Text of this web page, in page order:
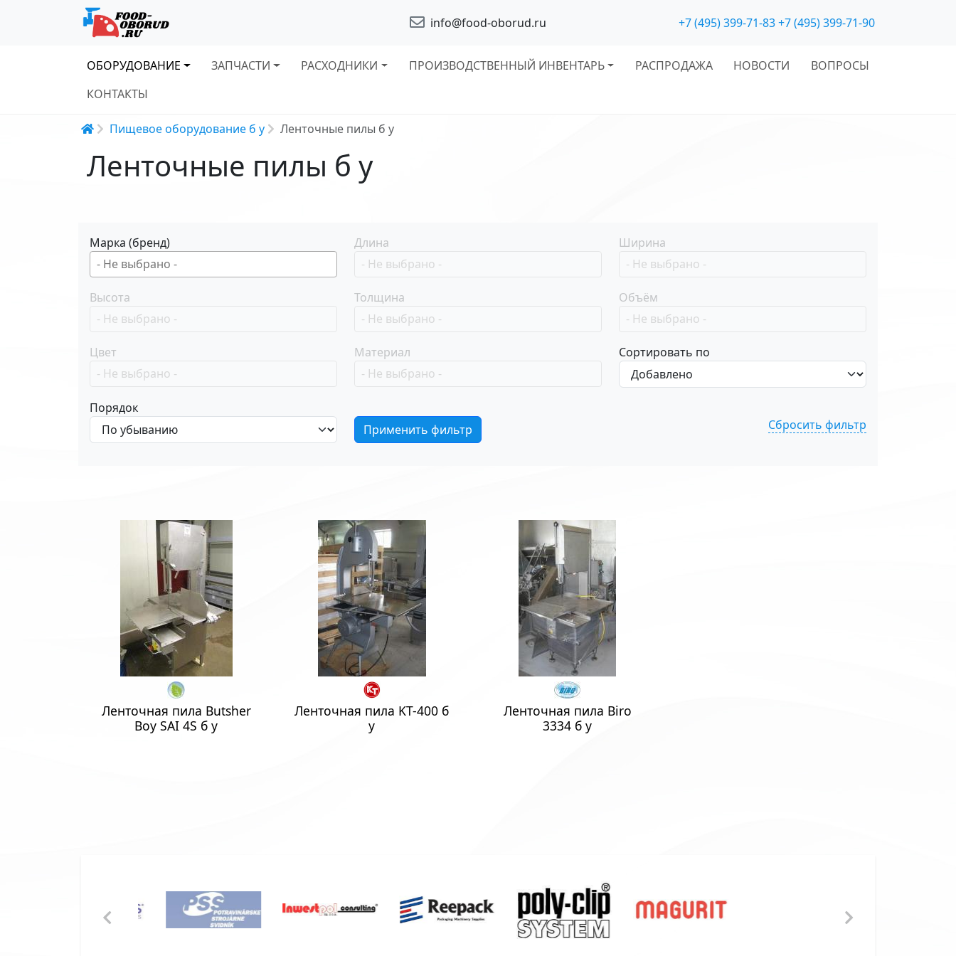
info@food-oborud.ru +7 (495) 399-71-83+7 (495) 399-71-90
Основная навигация
ОБОРУДОВАНИЕ ЗАПЧАСТИ РАСХОДНИКИ ПРОИЗВОДСТВЕННЫЙ ИНВЕНТАРЬ РАСПРОДАЖА НОВОСТИ
ВОПРОСЫ
КОНТАКТЫ
Строка навигации
Пищевое оборудование б у Ленточные пилы б у
Ленточные пилы б у
Марка (бренд) Длина Ширина
Высота Толщина Объём
Цвет Материал Сортировать по
Порядок
Сбросить фильтр
Ленточная пила Butsher
Boy SAI 4S б у
Ленточная пила KT-400 б
у
Ленточная пила Biro
3334 б у